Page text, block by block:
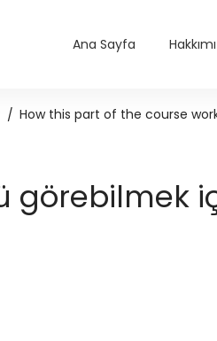
Ana Sayfa
How this part of the course
görebilmek